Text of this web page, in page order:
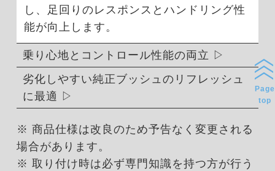
し、足回りのレスポンスとハンドリング性
能が向上します。
乗り心地とコントロール性能の両立
劣化しやすい純正ブッシュのリフレッシュ
に最適
※ 商品仕様は改良のため予告なく変更される
場合があります。
※ 取り付け時は必ず専門知識を持つ方が行う
Page
top